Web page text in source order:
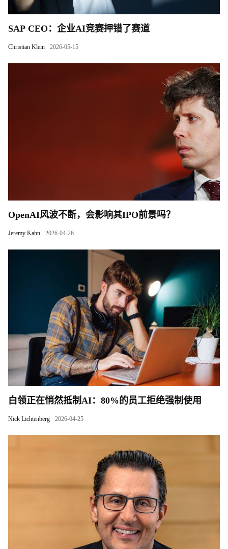
SAP CEO：企业AI竞赛押错了赛道
Christian Klein 2026-05-15
OpenAI风波不断，会影响其IPO前景吗？
Jeremy Kahn 2026-04-26
白领正在悄然抵制AI：80%的员工拒绝强制使用
Nick Lichtenberg 2026-04-25